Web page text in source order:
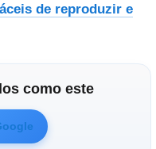
de reproduzir e
como este